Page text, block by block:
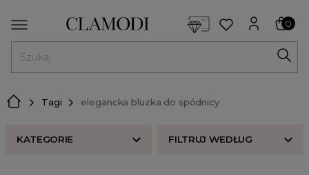
0
Tagi elegancka bluzka do spódnicy
KATEGORIE FILTRUJ WEDŁUG